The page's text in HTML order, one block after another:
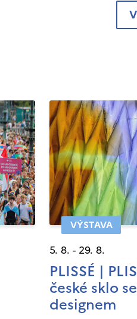
VÝSTAVA
5. 8. - 29. 8.
PLISSÉ |
české sklo
designem